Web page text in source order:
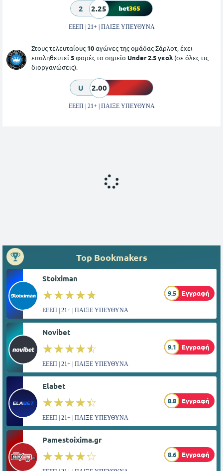
2 2.25
ΕΕΕΠ | 21+ | ΠΑΙΞΕ ΥΠΕΥΘΥΝΑ
Στους τελευταίους 10αγώνες της ομάδας Σάρλοτ, έχει
επαληθευτεί 5φορές το σημείο Under 2.5 γκολ (σε όλες τις
διοργανώσεις).
U 2.00
ΕΕΕΠ | 21+ | ΠΑΙΞΕ ΥΠΕΥΘΥΝΑ
Top Bookmakers
Stoiximan
☆☆☆☆☆
★★★★★ 9.5 Εγγραφή
ΕΕΕΠ | 21+ | ΠΑΙΞΕ ΥΠΕΥΘΥΝΑ
Novibet
☆☆☆☆☆
★★★★★ 9.1 Εγγραφή
ΕΕΕΠ | 21+ | ΠΑΙΞΕ ΥΠΕΥΘΥΝΑ
Elabet
☆☆☆☆☆
★★★★★ 8.8 Εγγραφή
ΕΕΕΠ | 21+ | ΠΑΙΞΕ ΥΠΕΥΘΥΝΑ
Pamestoixima.gr
☆☆☆☆☆
★★★★★ 8.6 Εγγραφή